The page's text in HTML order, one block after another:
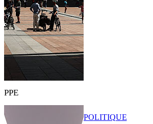
PPE
POLITIQUE